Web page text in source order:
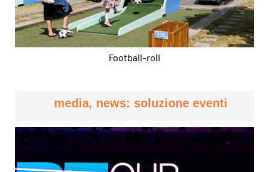
Football-roll
media, news: soluzione eventi